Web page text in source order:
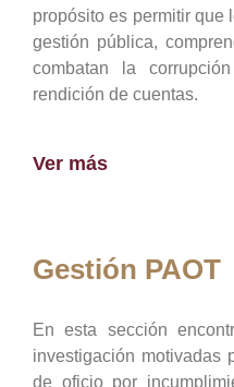
propósito es permitir que
gestión pública,
combatan la
rendición de cuentas.
Ver más
Gestión PAOT
En esta sección
investigación motivadas
de oficio por